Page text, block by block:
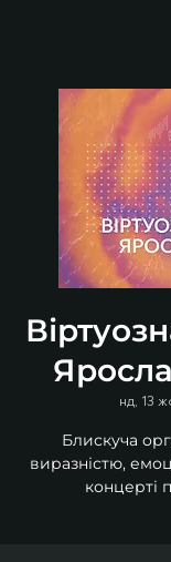
нд, 13
Блискуча
виразністю,
концерті